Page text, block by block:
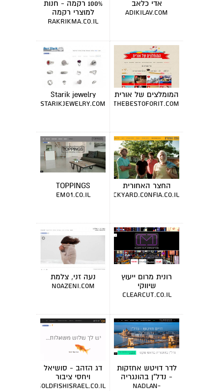
אדי כלאב
adikilav.com
100% רקמה - חנות
למוצרי רקמה
rakrikma.co.il
המומלצים של אורית
thebestoforit.com
Starik jewelry
starikjewelry.com
החצר האחורית
thebackyard.confia.co.il
TOPPINGS
em01.co.il
רונית מרום ייעוץ
שיווקי
clearcut.co.il
נעה זני, צלמת
noazeni.com
לדר דויטש אחזקות
- נדל"ן בהונגריה
nadlan-
דג הזהב - סושיאל
ויחסי ציבור
goldfishisrael.co.il